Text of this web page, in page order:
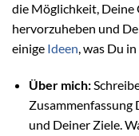
die Möglichkeit, Deine
hervorzuheben und
einige Ideen, was Du
Über mich:
Zusammenfassung
und Deiner Ziele.